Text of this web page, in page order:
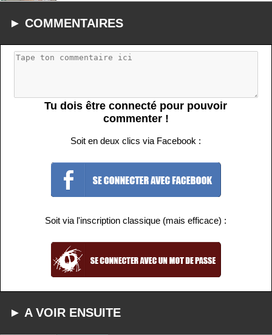
► COMMENTAIRES
Tu dois être connecté pour pouvoir
commenter !
Soit en deux clics via Facebook :
Soit via l'inscription classique (mais efficace) :
► A VOIR ENSUITE